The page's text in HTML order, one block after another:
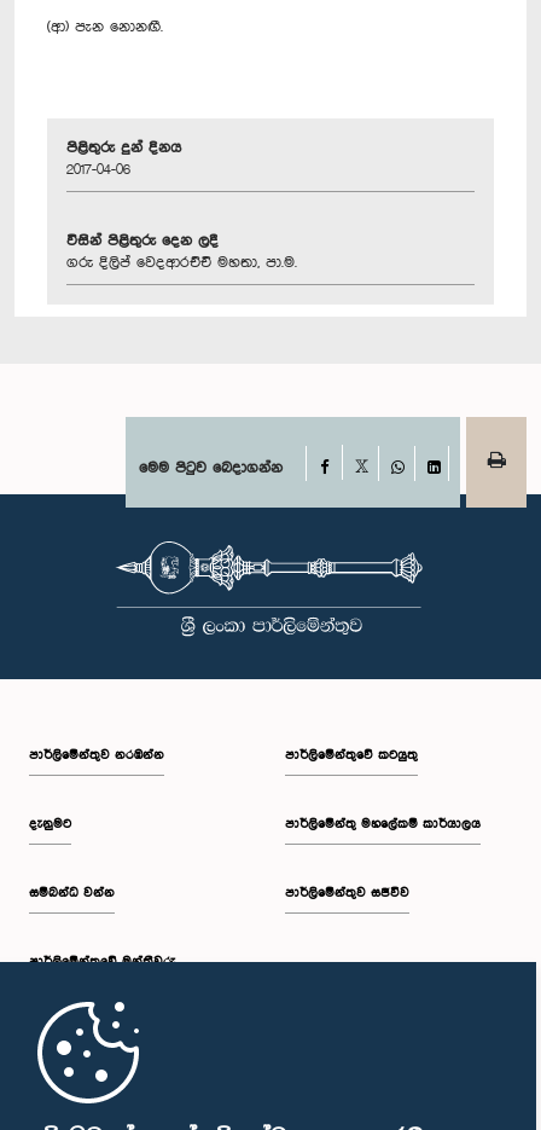
(ආ) පැන නොනඟී.
පිළිතුරු දුන් දිනය
2017-04-06
විසින් පිළිතුරු දෙන ලදී
ගරු දිලිප් වෙදආරච්චි මහතා, පා.ම.
මෙම පිටුව බෙදාගන්න Facebook
WhatsAppLinkedIn
පාර්ලි‌මේන්තුව නරඹන්න
දැනුමට
සම්බන්ධ වන්න
පාර්ලි‌මේන්තුවේ මන්ත්‍රීවරු
මුල් පිටුව
පාර්ලිමේන්තුවේ කටයුතු
පාර්ලිමේන්තු මහලේකම් කාර්යාලය
පාර්ලිමේන්තුව සජීවීව